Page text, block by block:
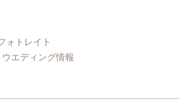
ォトレイト
エディング情報